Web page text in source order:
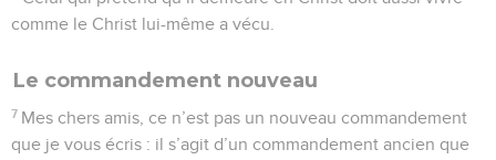
comme le Christ lui-même a vécu.
Le commandement nouveau
7 Mes chers amis, ce n’est pas un nouveau commandement
que je vous écris : il s’agit d’un commandement ancien que